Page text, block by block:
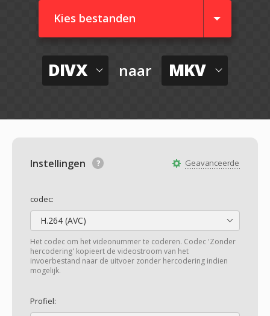
Kies bestanden
DIVX naar MKV
Geavanceerde
Instellingen
codec:
H.264 (AVC)
Het codec om het videonummer te coderen. Codec 'Zonder
hercodering' kopieert de videostroom van het
invoerbestand naar de uitvoer zonder hercodering indien
mogelijk.
Profiel: